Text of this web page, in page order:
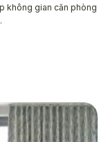
không gian căn phòng